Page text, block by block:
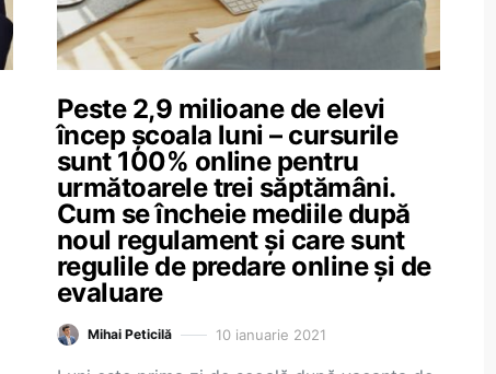
Peste 2,9 milioane de elevi
încep școala luni – cursurile
sunt 100% online pentru
următoarele trei săptămâni.
Cum se încheie mediile după
noul regulament și care sunt
regulile de predare online și de
evaluare
Mihai Peticilă 10 ianuarie 2021